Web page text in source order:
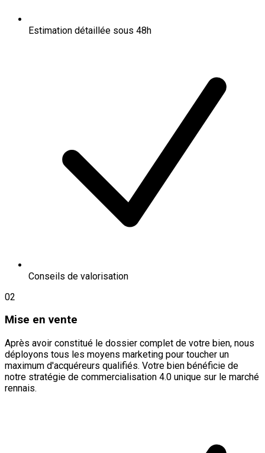
Estimation détaillée sous 48h
Conseils de valorisation
02
Mise en vente
Après avoir constitué le dossier complet de votre bien, nous
déployons tous les moyens marketing pour toucher un
maximum d'acquéreurs qualifiés. Votre bien bénéficie de
notre stratégie de commercialisation 4.0 unique sur le marché
rennais.